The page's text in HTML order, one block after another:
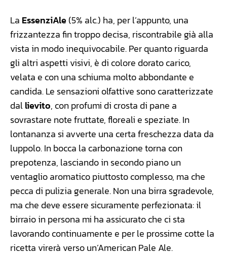
La EssenziAle(5% alc.) ha, per l’appunto, una
frizzantezza fin troppo decisa, riscontrabile già alla
vista in modo inequivocabile. Per quanto riguarda
gli altri aspetti visivi, è di colore dorato carico,
velata e con una schiuma molto abbondante e
candida. Le sensazioni olfattive sono caratterizzate
dallievito, con profumi di crosta di pane a
sovrastare note fruttate, floreali e speziate. In
lontananza si avverte una certa freschezza data da
luppolo. In bocca la carbonazione torna con
prepotenza, lasciando in secondo piano un
ventaglio aromatico piuttosto complesso, ma che
pecca di pulizia generale. Non una birra sgradevole,
ma che deve essere sicuramente perfezionata: il
birraio in persona mi ha assicurato che ci sta
lavorando continuamente e per le prossime cotte la
ricetta virerà verso un’American Pale Ale.